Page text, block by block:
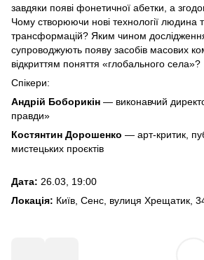
завдяки появі фонетичної абетки, а
Чому створюючи нові технології людина
трансформацій? Яким чином
супроводжують появу засобів масових
відкриттям поняття «глобального села»?
Спікери:
Андрій Боборикін — виконавчий
правди»
Костянтин Дорошенко — арт-критик,
мистецьких проєктів
Дата: 26.03, 19:00
Локація: Київ, Сенс, вулиця Хрещатик,